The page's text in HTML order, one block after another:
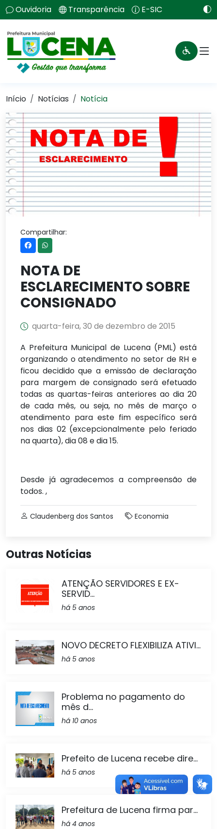
Ouvidoria Transparência E-SIC
Início Notícias Notícia
Compartilhar:
NOTA DE
ESCLARECIMENTO SOBRE
CONSIGNADO
quarta-feira, 30 de dezembro de 2015
A Prefeitura Municipal de Lucena (PML) está
organizando o atendimento no setor de RH e
ficou decidido que a emissão de declaração
para margem de consignado será efetuado
todas as quartas-feiras anteriores ao dia 20
de cada mês, ou seja, no mês de março o
atendimento para este fim específico será
nos dias 02 (excepcionalmente pelo feriado
na quarta), dia 08 e dia 15.
Desde já agradecemos a compreensão de
todos. ,
Claudenberg dos Santos Economia
Outras Notícias
ATENÇÃO SERVIDORES E EX-
SERVID...
há 5 anos
NOVO DECRETO FLEXIBILIZA ATIVI...
há 5 anos
Problema no pagamento do
mês d...
há 10 anos
Prefeito de Lucena recebe dire...
há 5 anos
Prefeitura de Lucena firma par...
há 4 anos